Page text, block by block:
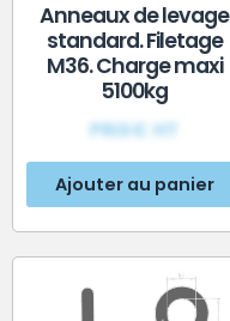
Anneaux de levage
standard. Filetage
M36. Charge maxi
5100kg
PRIX€ HT
Ajouter au panier